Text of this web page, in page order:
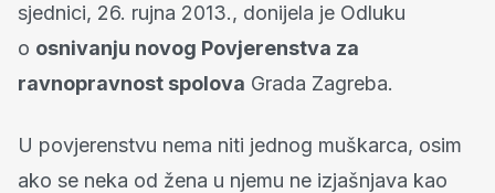
sjednici, 26. rujna 2013., donijela je Odluku
o osnivanju novog Povjerenstva za
ravnopravnost spolova Grada Zagreba.
U povjerenstvu nema niti jednog muškarca, osim
ako se neka od žena u njemu ne izjašnjava kao